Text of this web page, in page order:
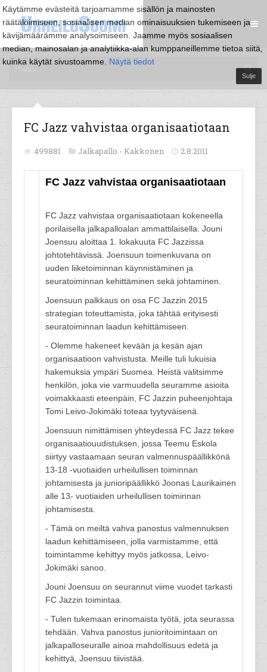
Käytämme evästeitä tarjoamamme sisällön ja mainosten
räätälöimiseen, sosiaalisen median ominaisuuksien tukemiseen ja
kävijämäärämme analysoimiseen. Jaamme myös sosiaalisen
median, mainosalan ja analytiikka-alan kumppaneillemme tietoa siitä,
kuinka käytät sivustoamme. Näytä tiedot
Sulje
FC Jazz vahvistaa organisaatiotaan
499881 Jalkapallo - Kakkonen 2.8.2011
FC Jazz vahvistaa organisaatiotaan
FC Jazz vahvistaa organisaatiotaan kokeneella
porilaisella jalkapalloalan ammattilaisella. Jouni
Joensuu aloittaa 1. lokakuuta FC Jazzissa
johtotehtävissä. Joensuun toimenkuvana on
uuden liiketoiminnan käynnistäminen ja
seuratoiminnan kehittäminen sekä johtaminen.
Joensuun palkkaus on osa FC Jazzin 2015
strategian toteuttamista, joka tähtää erityisesti
seuratoiminnan laadun kehittämiseen.
- Olemme hakeneet kevään ja kesän ajan
organisaatioon vahvistusta. Meille tuli lukuisia
hakemuksia ympäri Suomea. Heistä valitsimme
henkilön, joka vie varmuudella seuramme asioita
voimakkaasti eteenpäin, FC Jazzin puheenjohtaja
Tomi Leivo-Jokimäki toteaa tyytyväisenä.
Joensuun nimittämisen yhteydessä FC Jazz tekee
organisaatiouudistuksen, jossa Teemu Eskola
siirtyy vastaamaan seuran valmennuspäällikkönä
13-18 -vuotiaiden urheilullisen toiminnan
johtamisesta ja junioripäällikkö Joonas Laurikainen
alle 13- vuotiaiden urheilullisen toiminnan
johtamisesta.
- Tämä on meiltä vahva panostus valmennuksen
laadun kehittämiseen, jolla varmistamme, että
toimintamme kehittyy myös jatkossa, Leivo-
Jokimäki sanoo.
Jouni Joensuu on seurannut viime vuodet tarkasti
FC Jazzin toimintaa.
- Tulen tukemaan erinomaista työtä, jota seurassa
tehdään. Vahva panostus junioritoimintaan on
jalkapalloseuralle ainoa mahdollisuus edetä ja
kehittyä, Joensuu tiivistää.